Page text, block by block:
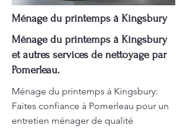
Ménage du printemps à Kingsbury
Ménage du printemps à Kingsbury
et autres services de nettoyage par
Pomerleau.
Ménage du printemps à Kingsbury:
Faites confiance à Pomerleau pour un
entretien ménager de qualité